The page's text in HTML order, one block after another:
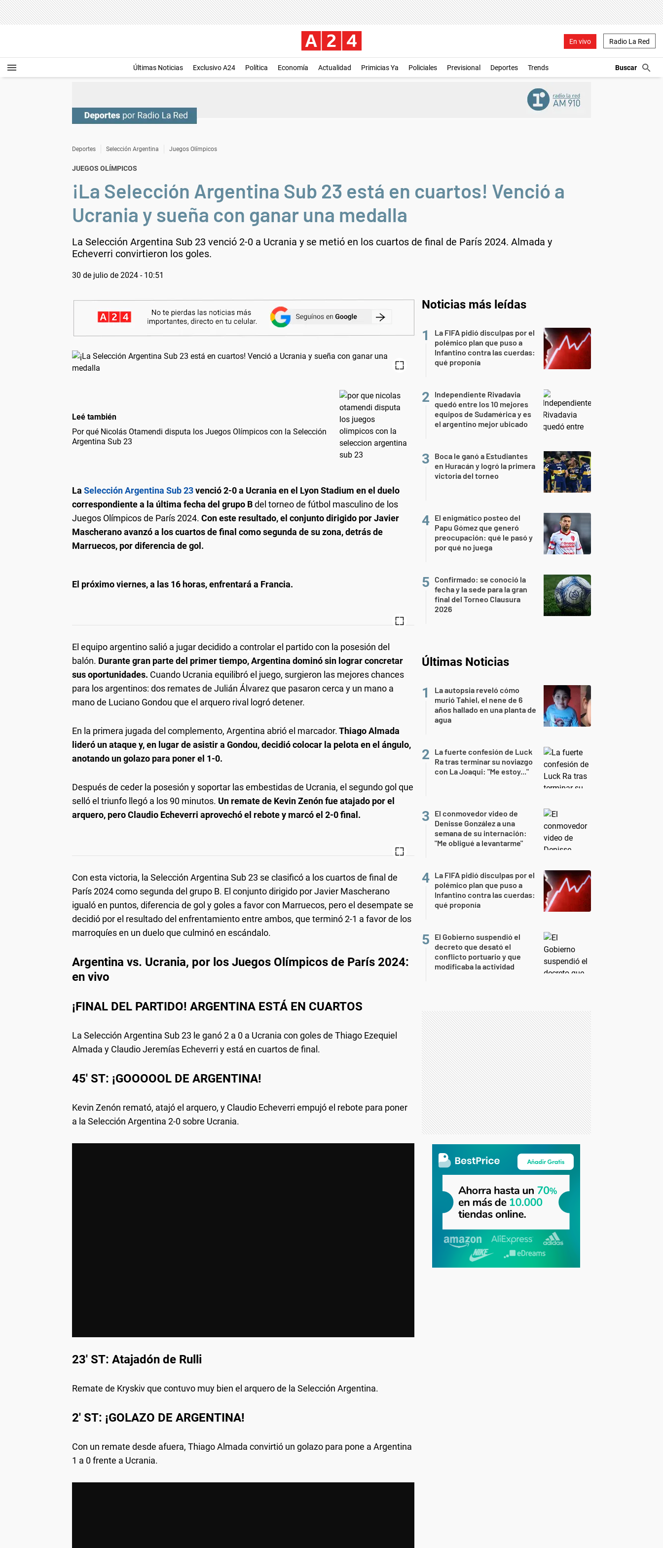
En vivo Radio La Red
Últimas Noticias Exclusivo A24 Política Economía Actualidad Primicias Ya Policiales Previsional Deportes Trends
Deportes Selección Argentina Juegos Olímpicos
JUEGOS OLÍMPICOS
¡La Selección Argentina Sub 23 está en cuartos! Venció a
Ucrania y sueña con ganar una medalla
La Selección Argentina Sub 23 venció 2-0 a Ucrania y se metió en los cuartos de final de París 2024. Almada y
Echeverri convirtieron los goles.
30 de julio de 2024 - 10:51
Leé también
Por qué Nicolás Otamendi disputa los Juegos Olímpicos con la Selección
Argentina Sub 23
La Selección Argentina Sub 23venció 2-0 a Ucrania en el Lyon Stadium en el duelo
correspondiente a la última fecha del grupo Bdel torneo de fútbol masculino de los
Juegos Olímpicos de París 2024. Con este resultado, el conjunto dirigido por Javier
Mascherano avanzó a los cuartos de final como segunda de su zona, detrás de
Marruecos, por diferencia de gol.
El próximo viernes, a las 16 horas, enfrentará a Francia.
El equipo argentino salió a jugar decidido a controlar el partido con la posesión del
balón. Durante gran parte del primer tiempo, Argentina dominó sin lograr concretar
sus oportunidades. Cuando Ucrania equilibró el juego, surgieron las mejores chances
para los argentinos: dos remates de Julián Álvarez que pasaron cerca y un mano a
mano de Luciano Gondou que el arquero rival logró detener.
En la primera jugada del complemento, Argentina abrió el marcador.Thiago Almada
lideró un ataque y, en lugar de asistir a Gondou, decidió colocar la pelota en el ángulo,
anotando un golazo para poner el 1-0.
Después de ceder la posesión y soportar las embestidas de Ucrania, el segundo gol que
selló el triunfo llegó a los 90 minutos. Un remate de Kevin Zenón fue atajado por el
arquero, pero Claudio Echeverri aprovechó el rebote y marcó el 2-0 final.
Con esta victoria, la Selección Argentina Sub 23 se clasificó a los cuartos de final de
París 2024 como segunda del grupo B. El conjunto dirigido por Javier Mascherano
igualó en puntos, diferencia de gol y goles a favor con Marruecos, pero el desempate se
decidió por el resultado del enfrentamiento entre ambos, que terminó 2-1 a favor de los
marroquíes en un duelo que culminó en escándalo.
Argentina vs. Ucrania, por los Juegos Olímpicos de París 2024:
en vivo
¡FINAL DEL PARTIDO! ARGENTINA ESTÁ EN CUARTOS
La Selección Argentina Sub 23 le ganó 2 a 0 a Ucrania con goles de Thiago Ezequiel
Almada y Claudio Jeremías Echeverri y está en cuartos de final.
45' ST: ¡GOOOOOL DE ARGENTINA!
Kevin Zenón remató, atajó el arquero, y Claudio Echeverri empujó el rebote para poner
a la Selección Argentina 2-0 sobre Ucrania.
23' ST: Atajadón de Rulli
Remate de Kryskiv que contuvo muy bien el arquero de la Selección Argentina.
2' ST: ¡GOLAZO DE ARGENTINA!
Con un remate desde afuera, Thiago Almada convirtió un golazo para pone a Argentina
1 a 0 frente a Ucrania.
Noticias más leídas
La FIFA pidió disculpas por el
polémico plan que puso a
Infantino contra las cuerdas:
qué proponía
Independiente Rivadavia
quedó entre los 10 mejores
equipos de Sudamérica y es
el argentino mejor ubicado
Boca le ganó a Estudiantes
en Huracán y logró la primera
victoria del torneo
El enigmático posteo del
Papu Gómez que generó
preocupación: qué le pasó y
por qué no juega
Confirmado: se conoció la
fecha y la sede para la gran
final del Torneo Clausura
2026
Últimas Noticias
La autopsia reveló cómo
murió Tahiel, el nene de 6
años hallado en una planta de
agua
La fuerte confesión de Luck
Ra tras terminar su noviazgo
con La Joaqui: "Me estoy..."
El conmovedor video de
Denisse González a una
semana de su internación:
"Me obligué a levantarme"
La FIFA pidió disculpas por el
polémico plan que puso a
Infantino contra las cuerdas:
qué proponía
El Gobierno suspendió el
decreto que desató el
conflicto portuario y que
modificaba la actividad